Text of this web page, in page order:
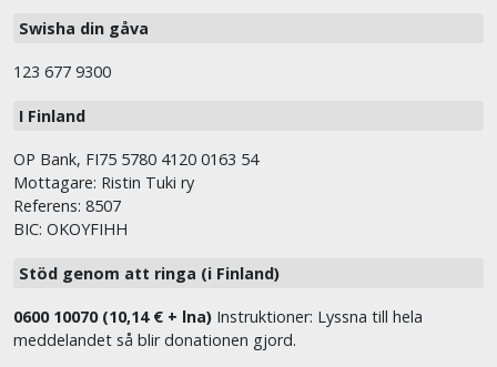
Swisha din gåva
123 677 9300
I Finland
OP Bank, FI75 5780 4120 0163 54
Mottagare: Ristin Tuki ry
Referens: 8507
BIC: OKOYFIHH
Stöd genom att ringa (i Finland)
0600 10070 (10,14 € + lna) Instruktioner: Lyssna till hela
meddelandet så blir donationen gjord.